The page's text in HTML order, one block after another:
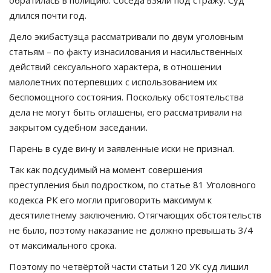
длился почти год.
Дело экибастузца рассматривали по двум уголовным
статьям – по факту изнасилования и насильственных
действий сексуального характера, в отношении
малолетних потерпевших с использованием их
беспомощного состояния. Поскольку обстоятельства
дела не могут быть оглашены, его рассматривали на
закрытом судебном заседании.
Парень в суде вину и заявленные иски не признал.
Так как подсудимый на момент совершения
преступления был подростком, по статье 81 Уголовного
кодекса РК его могли приговорить максимум к
десятилетнему заключению. Отягчающих обстоятельств
не было, поэтому наказание не должно превышать 3/4
от максимального срока.
Поэтому по четвёртой части статьи 120 УК суд лишил